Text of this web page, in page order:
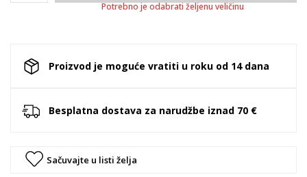
Potrebno je odabrati željenu veličinu
Proizvod je moguće vratiti u roku od 14 dana
Besplatna dostava za narudžbe iznad 70 €
Sačuvajte u listi želja